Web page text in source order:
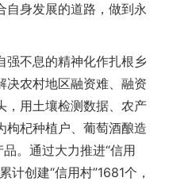
自身发展的道路，做到永
不息的精神化作扎根乡
决农村地区融资难、融资
，用土壤检测数据、农产
枸杞种植户、葡萄酒酿造
。通过大力推进“信用
计创建“信用村”1681个，